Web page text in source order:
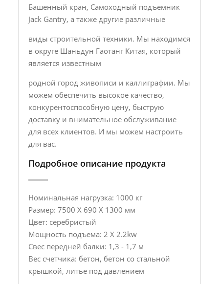
Башенный кран, Самоходный подъемник
Jack Gantry, а также другие различные
виды строительной техники. Мы находимся
в округе Шаньдун Гаотанг Китая, который
является известным
родной город живописи и каллиграфии. Мы
можем обеспечить высокое качество,
конкурентоспособную цену, быструю
доставку и внимательное обслуживание
для всех клиентов. И мы можем настроить
для вас.
Подробное описание продукта
Номинальная нагрузка: 1000 кг
Размер: 7500 X 690 X 1300 мм
Цвет: серебристый
Мощность подъема: 2 X 2.2kw
Свес передней балки: 1,3 - 1,7 м
Вес счетчика: бетон, бетон со стальной
крышкой, литье под давлением